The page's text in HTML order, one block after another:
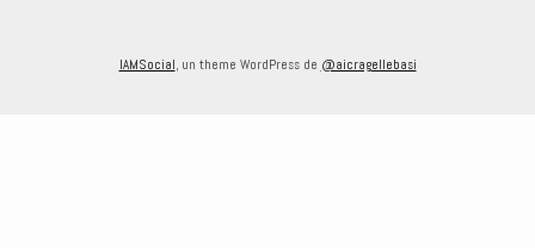
IAMSocial, un theme WordPress de @aicragellebasi